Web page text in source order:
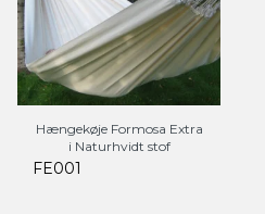
Hængekøje Formosa Extra
i Naturhvidt stof
FE001